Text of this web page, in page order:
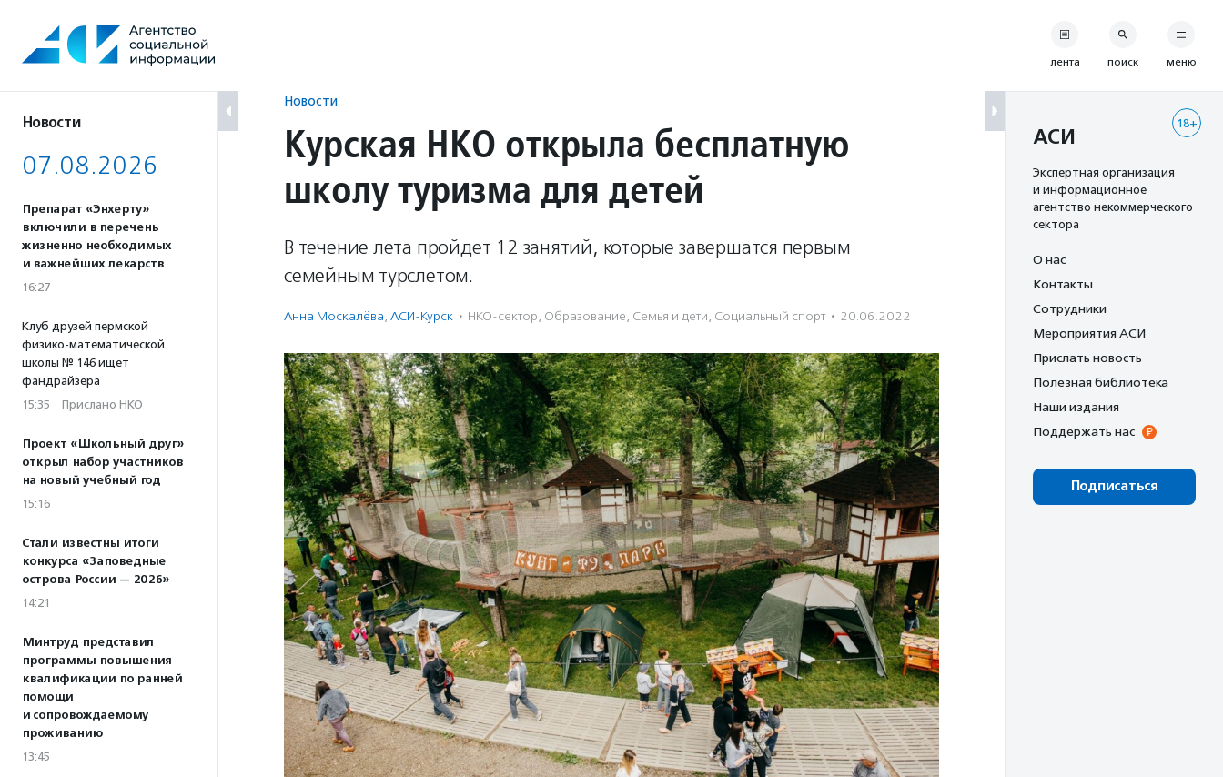
содержанию
Новости
07.08.2026
Препарат «Энхерту»
включили в перечень
жизненно необходимых
и важнейших лекарств
16:27
Клуб друзей пермской
физико-математической
школы № 146 ищет
фандрайзера
15:35 · Прислано НКО
Проект «Школьный друг»
открыл набор участников
на новый учебный год
15:16
Стали известны итоги
конкурса «Заповедные
острова России — 2026»
14:21
Минтруд представил
программы повышения
квалификации по ранней
помощи
и сопровождаемому
проживанию
13:45
Новости
Курская НКО открыла бесплатную
школу туризма для детей
В течение лета пройдет 12 занятий, которые завершатся первым
семейным турслетом.
Анна Москалёва, АСИ-Курск · НКО-сектор, Образование, Семья и дети, Социальный спорт · 20.06.2022
лента поиск меню
18+
АСИ
Экспертная организация
и информационное
агентство некоммерческого
сектора
О нас
Контакты
Сотрудники
Мероприятия АСИ
Прислать новость
Полезная библиотека
Наши издания
Поддержать нас
Подписаться